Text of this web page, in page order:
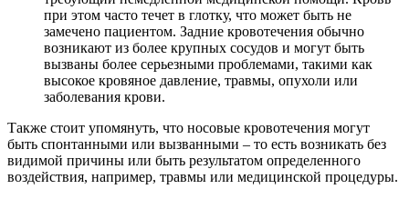
при этом часто течет в глотку, что может быть не
замечено пациентом. Задние кровотечения обычно
возникают из более крупных сосудов и могут быть
вызваны более серьезными проблемами, такими как
высокое кровяное давление, травмы, опухоли или
заболевания крови.
Также стоит упомянуть, что носовые кровотечения могут
быть спонтанными или вызванными – то есть возникать без
видимой причины или быть результатом определенного
воздействия, например, травмы или медицинской процедуры.